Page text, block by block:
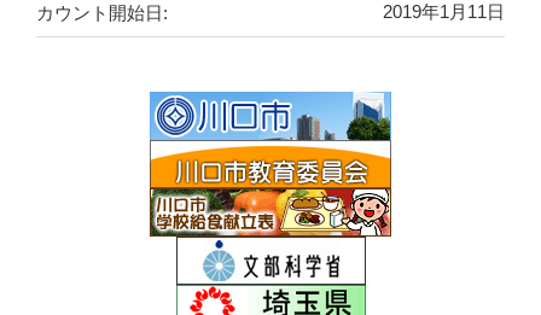
2019年1月11日
カウント開始日: